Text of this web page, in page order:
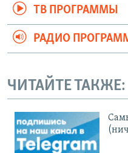
ТВ ПРОГРАММЫ
РАДИО
ЧИТАЙТЕ ТАКЖЕ: